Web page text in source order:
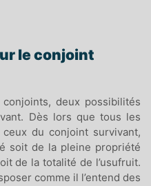
le conjoint
deux possibilités
Dès lors que tous les
du conjoint survivant,
soit de la pleine propriété
de la totalité de l’usufruit.
comme il l’entend des